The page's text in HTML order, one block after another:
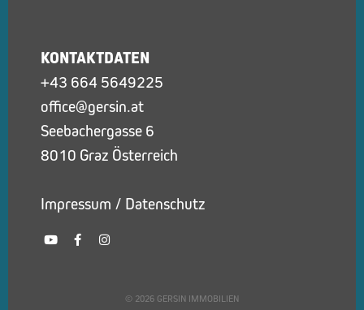
KONTAKTDATEN
+43 664 5649225
office@gersin.at
Seebachergasse 6
8010 Graz Österreich
Impressum / Datenschutz
Y
o
F
a
I
n
© 2026 GERSIN IMMOBILIEN